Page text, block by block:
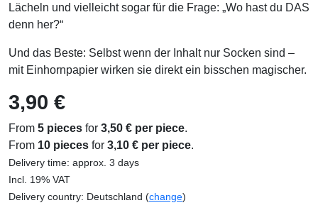
Lächeln und vielleicht sogar für die Frage: „Wo hast du DAS
denn her?“
Und das Beste: Selbst wenn der Inhalt nur Socken sind –
mit Einhornpapier wirken sie direkt ein bisschen magischer.
3,90 €
From 5 pieces for 3,50 € per piece.
From 10 pieces for 3,10 € per piece.
Delivery time: approx. 3 days
Incl. 19% VAT
Delivery country: Deutschland (change)